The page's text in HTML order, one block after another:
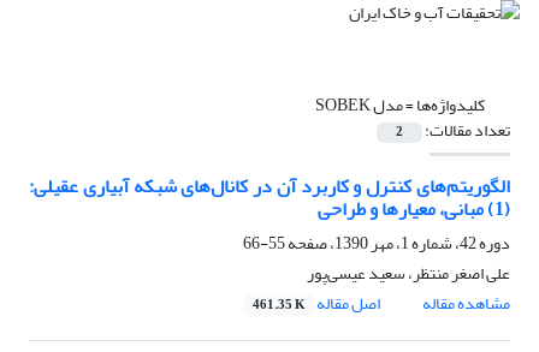
کلیدواژه‌ها =مدل SOBEK
تعداد مقالات: 2
الگوریتم‌های کنترل و کاربرد آن در کانال‌های شبکه آبیاری عقیلی:
(1) مبانی، معیارها و طراحی
دوره 42، شماره 1، مهر 1390، صفحه
55-66
علی اصغر منتظر، سعید عیسی‌پور
مشاهده مقاله
اصل مقاله 461.35 K